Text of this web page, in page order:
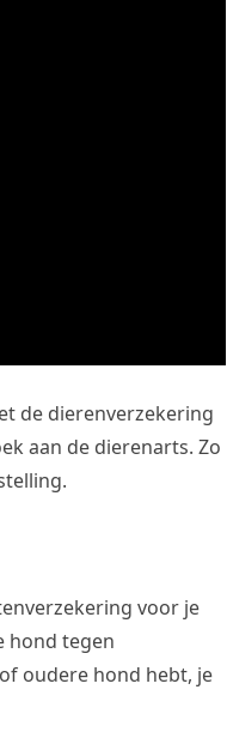
de dierenverzekering
aan de dierenarts. Zo
voor je
hond tegen
oudere hond hebt, je